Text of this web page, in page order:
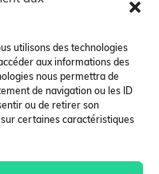
utilisons des technologies
aux informations des
nous permettra de
de navigation ou les ID
ou de retirer son
certaines caractéristiques
Durable